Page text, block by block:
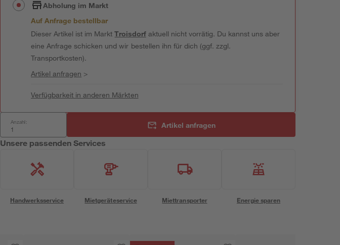
Abholung im Markt
Auf Anfrage bestellbar
Dieser Artikel ist im MarktTroisdorfaktuell nicht vorrätig. Du kannst uns aber
eine Anfrage schicken und wir bestellen ihn für dich (ggf. zzgl.
Transportkosten).
Artikel anfragen >
Verfügbarkeit in anderen Märkten
Anzahl: Artikel anfragen
Unsere passenden Services
Handwerksservice Mietgeräteservice Miettransporter Energie sparen